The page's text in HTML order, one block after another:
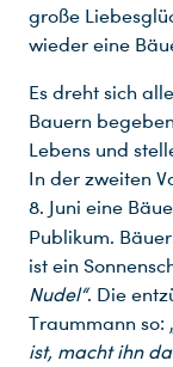
große
wieder eine
Es dreht sich
Bauern
Lebens und
In der zweiten
8. Juni eine
Publikum.
ist ein
Nudel“. Die
Traummann so:
ist, macht ihn